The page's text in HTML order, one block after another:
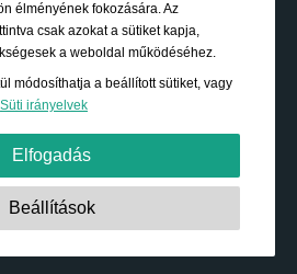
élményének fokozására. Az
csak azokat a sütiket kapja,
a weboldal működéséhez.
módosíthatja a beállított sütiket, vagy
Süti irányelvek
Elfogadás
Ezek a sütik elengedhetetlenek az
Beállítások